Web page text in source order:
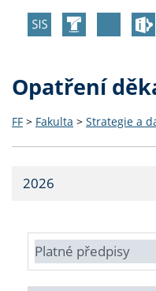
Opatření
FF > Fakulta > Strategie a
2026
Platné předpisy